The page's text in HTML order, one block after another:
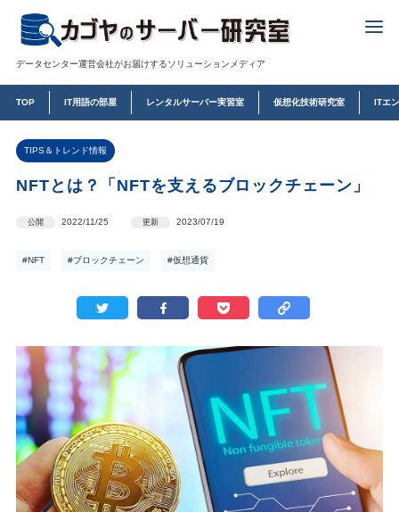
データセンター運営会社がお届けするソリューションメディア
TOP IT用語の部屋 レンタルサーバー実習室 仮想化技術研究室 ITエ
TIPS＆トレンド情報
NFTとは？「NFTを支えるブロックチェーン」
公開 2022/11/25 更新 2023/07/19
#NFT #ブロックチェーン #仮想通貨